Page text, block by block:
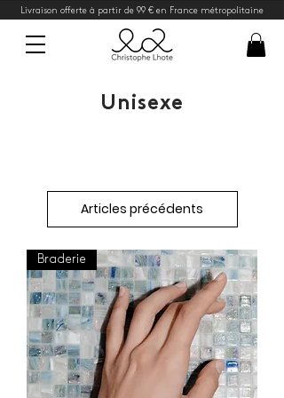
Livraison offerte à partir de 99 € en France métropolitaine
Unisexe
Articles précédents
Braderie